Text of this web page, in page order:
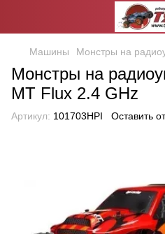
Машины Монстры на
Монстры на
MT Flux 2.4 GHz
Артикул: 101703HPI Оставить